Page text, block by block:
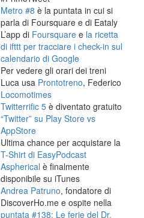
Metro #8 è la puntata in cui si
parla di Foursquare e di Eataly
L’app di Foursquare e la ricetta
di ifttt per tracciare i check-in sul
calendario di Google
Per vedere gli orari dei treni
Luca usa Prontotreno, Federico
Locomotimes
Twitterrific 5 è diventato gratuito
“Twitter” su Play Store vs
AppStore
Ultima chance per acquistare la
T-Shirt di EasyPodcast
Aspherical è finalmente
disponibile su iTunes
Andrea Patruno, fondatore di
DiscoverHo.me e ospite nella
puntata #138: Le ferie del Dr.